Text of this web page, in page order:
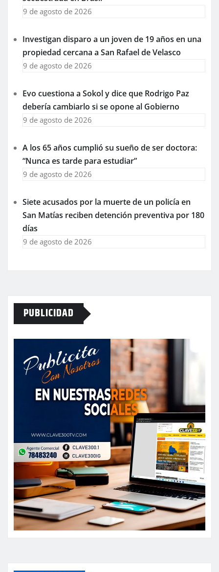
9 de agosto de 2026
Investigan disparo a un joven de 19 años en una
propiedad cercana a San Rafael de Velasco
9 de agosto de 2026
Evo cuestiona a Sokol y dice que Rodrigo Paz
debería cambiarlo si se opone al Gobierno
9 de agosto de 2026
A los 65 años cumplió su sueño de ser doctora:
“Nunca es tarde para estudiar”
9 de agosto de 2026
Siete acusados por la muerte de un policía en
San Matías reciben detención preventiva por 180
días
9 de agosto de 2026
PUBLICIDAD